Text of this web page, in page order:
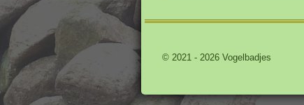
© 2021 - 2026 Vogelbadjes